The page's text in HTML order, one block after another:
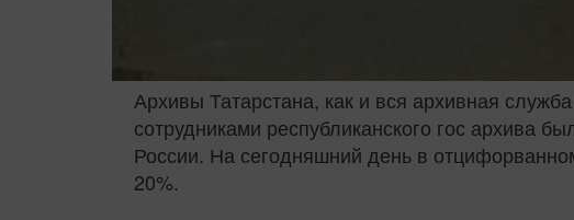
Архивы Татарстана, как и вся архивная
сотрудниками республиканского гос архива
России. На сегодняшний день в
20%.